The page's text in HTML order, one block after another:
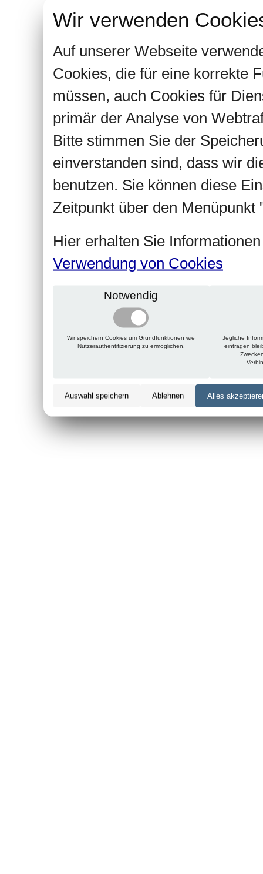
Wir verwenden
Auf unserer Webseite
Cookies, die für eine korrekte
müssen, auch Cookies für
primär der Analyse von
Bitte stimmen Sie der
einverstanden sind, dass wir
benutzen. Sie können diese
Zeitpunkt über den Menüpunkt
Hier erhalten Sie
Verwendung von Cookies
Notwendig
Wir speichern Cookies um Grundfunktionen wie
Nutzerauthentifizierung zu ermöglichen.
Jegliche
eintragen
Auswahl speichern Ablehnen Alles